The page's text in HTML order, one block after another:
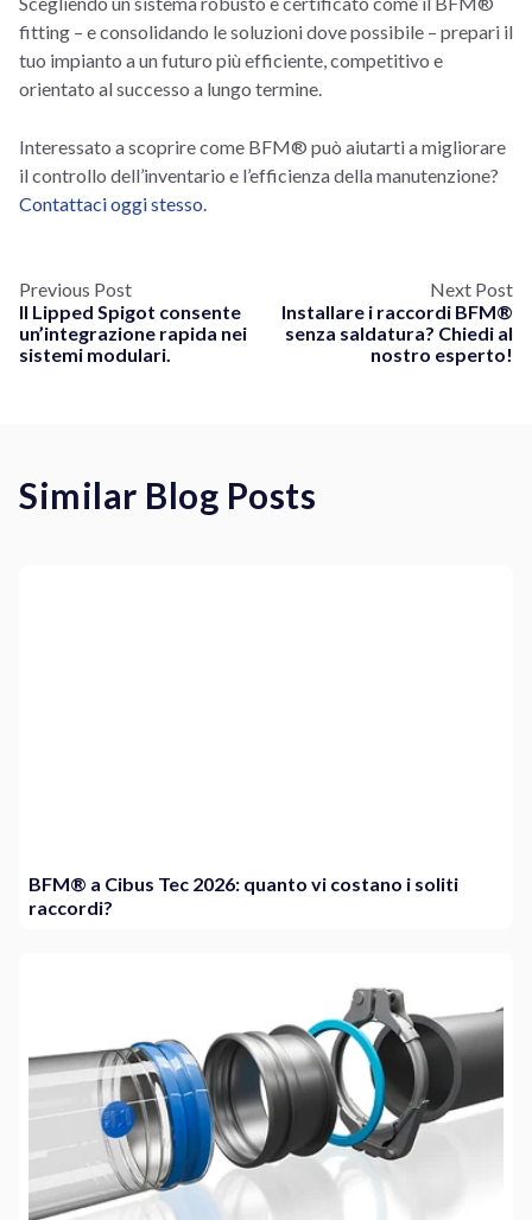
fitting – e consolidando le soluzioni dove possibile – prepari il
tuo impianto a un futuro più efficiente, competitivo e
orientato al successo a lungo termine.
Interessato a scoprire come BFM® può aiutarti a migliorare
il controllo dell’inventario e l’efficienza della manutenzione?
Contattaci oggi stesso.
Previous Post
Il Lipped Spigot consente
un’integrazione rapida nei
sistemi modulari.
Next Post
Installare i raccordi BFM®
senza saldatura? Chiedi al
nostro esperto!
Similar Blog Posts
BFM® a Cibus Tec 2026: quanto vi costano i soliti
raccordi?